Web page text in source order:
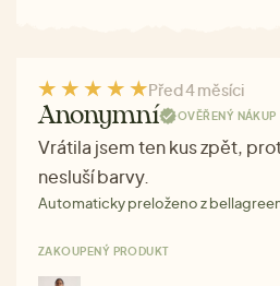
Před 4 měsíci
Anonymní OVĚŘENÝ NÁKUP
Vrátila jsem ten kus zpět,
nesluší barvy.
Automaticky preloženo z
ZAKOUPENÝ PRODUKT